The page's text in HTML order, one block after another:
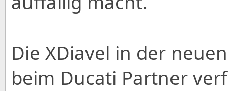
Die XDiavel in der
beim Ducati Partner